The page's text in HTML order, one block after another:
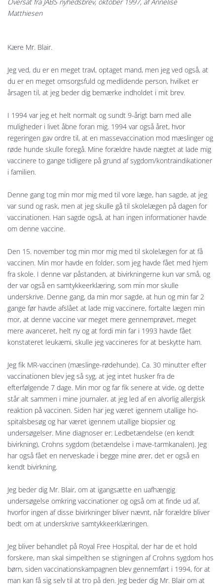
Matthiesen
Kære Mr. Blair.
Jeg ved, du er en meget travl, optaget mand, men jeg ved også, at
du er en meget omsorgsfuld og med­lidende person, hvilket er
årsagen til, at jeg beder dig bemærke indholdet i mit brev.
I 1994 var jeg et helt normalt og sundt 9-årigt barn med alle
muligheder i livet åbne foran mig. 1994 var også året, hvor
regeringen gav ordre til, at en massevaccination mod mæslinger og
røde hunde skulle fore­gå. Mine forældre havde nægtet at lade mig
vaccinere to gange tidligere på grund af sygdom/kontraindika­tioner
i familien.
Denne gang tog min mor mig med til vore læge, han sagde, at jeg
var sund og rask, men at jeg skulle gå til skolelægen på dagen for
vaccinationen. Han sagde også, at han ingen informationer havde
om denne vacci­ne.
Den 15. november tog min mor mig med til skolelægen for at få
vaccinen. Min mor havde en folder, som jeg havde fået med hjem
fra skole. I denne var påstanden, at bivirkningerne kun var små, og
der var også en samtykkeerklæring, som min mor skulle
underskrive. Denne gang, da min mor sagde, at hun og min far 2
gange før havde afslået at lade mig vaccinere, fortalte lægen min
mor, at denne vaccine var meget mere gennemprøvet, meget
mere avanceret, helt ny og at fordi min far i 1993 havde fået
konstateret leukæmi, skulle jeg vaccineres for at beskytte ham.
Jeg fik MR-vaccinen (mæslinge-rødehunde). Ca. 30 minutter efter
vaccinationen blev jeg så syg, at jeg intet husker fra de
efterfølgende 7 dage. Min mor og far fik senere at vide, og dette
står alt sammen i mine journaler, at jeg led af en alvorlig allergisk
reaktion på vaccinen. Siden har jeg været igennem utallige ho­
spitalsbesøg og har været igennem utallige biopsier og
undersøgelser. Mine diagnoser er: Ledbetændelse (en kendt
bivirkning), Crohns sygdom (betændelse i mave-tarmkanalen). Jeg
har også fået en nerveskade i begge mine ører, det er også en
kendt bivirkning.
Jeg beder dig Mr. Blair, om at igangsætte en uafhængig
undersøgelse omkring vaccinationer og også om at finde ud af,
hvorfor ingen af disse bivirkninger bliver nævnt, når forældre bliver
bedt om at underskrive samtykkeerklæringen.
Jeg bliver behandlet på Royal Free Hospital, der har de et hold
forskere, man skal simpelthen se stigningen af Crohns sygdom hos
børn, siden vaccinationskampagnen blev gennemført i 1994, for at
man kan få sig selv til at tro på den. Jeg beder dig Mr. Blair om at